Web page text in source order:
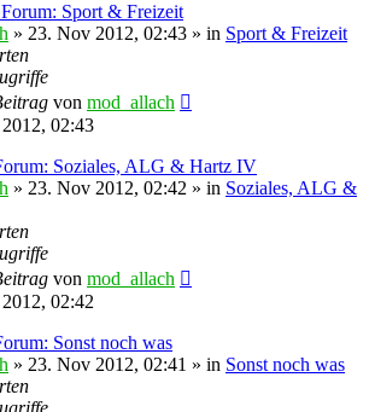
Sport & Freizeit
» 23. Nov 2012, 02:43 » in Sport & Freizeit
von mod_allach
02:43
Soziales, ALG & Hartz IV
» 23. Nov 2012, 02:42 » in Soziales, ALG &
von mod_allach
02:42
Sonst noch was
» 23. Nov 2012, 02:41 » in Sonst noch was